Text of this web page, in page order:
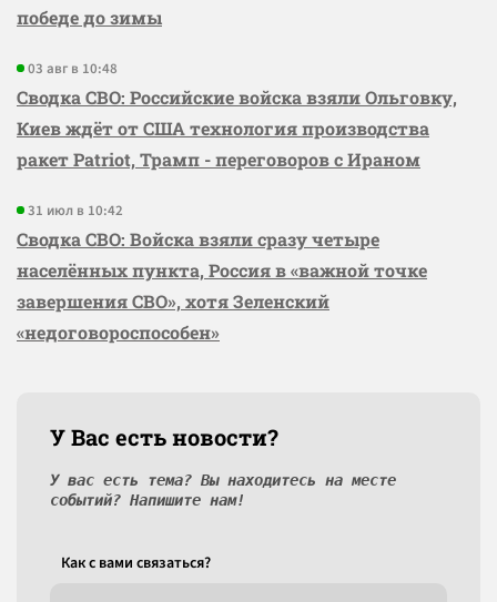
победе до зимы
03 авг в 10:48
Сводка СВО: Российские войска взяли Ольговку,
Киев ждёт от США технология производства
ракет Patriot, Трамп - переговоров с Ираном
31 июл в 10:42
Сводка СВО: Войска взяли сразу четыре
населённых пункта, Россия в «важной точке
завершения СВО», хотя Зеленский
«недоговороспособен»
У Вас есть новости?
У вас есть тема? Вы находитесь на месте
событий? Напишите нам!
Как c вами связаться?